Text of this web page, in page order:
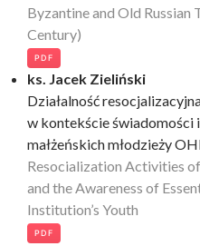
Byzantine and Old
Century)
PDF
ks. Jacek Zieliński
Działalność
w kontekście
małżeńskich młodzieży
Resocialization Activities
and the Awareness of
Institution’s Youth
PDF